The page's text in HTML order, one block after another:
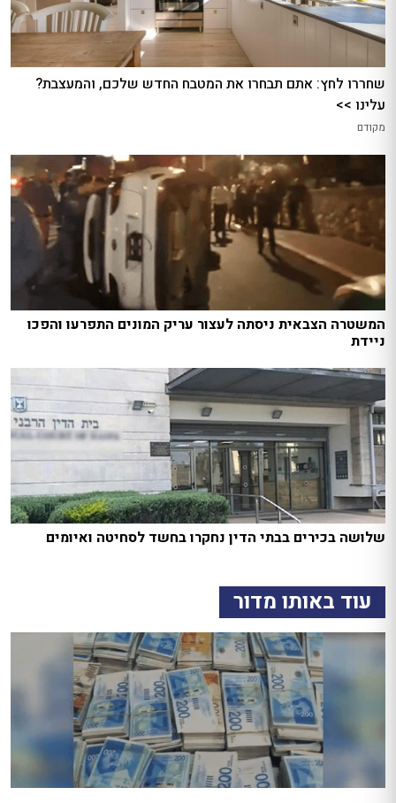
שחררו לחץ: אתם תבחרו את המטבח החדש שלכם, והמעצבת?
עלינו >>
מקודם
המשטרה הצבאית ניסתה לעצור עריק המונים התפרעו והפכו
ניידת
שלושה בכירים בבתי הדין נחקרו בחשד לסחיטה ואיומים
עוד באותו מדור